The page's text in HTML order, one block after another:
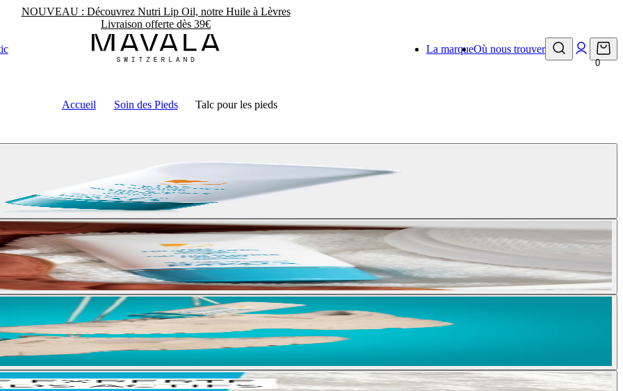
NOUVEAU : Découvrez Nutri Lip Oil, notre Huile à Lèvres
Livraison offerte dès 39€
La marqueOù nous trouver
0
Accueil Soin des Pieds Talc pour les pieds